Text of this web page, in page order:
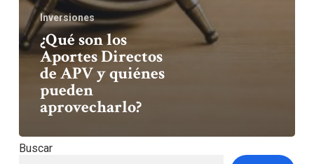
Inversiones
¿Qué son los
Aportes Directos
de APV y quiénes
pueden
aprovecharlo?
Buscar